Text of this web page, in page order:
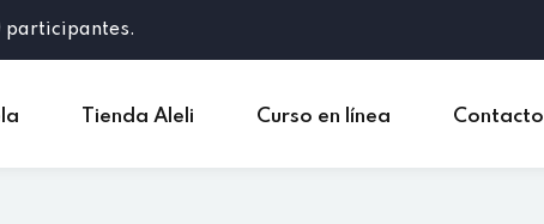
participantes.
Tienda Aleli Curso en línea Contacto